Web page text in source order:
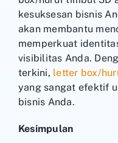
kesuksesan bisnis
akan membantu
memperkuat
visibilitas Anda.
terkini, letter box/
yang sangat efektif
bisnis Anda.
Kesimpulan